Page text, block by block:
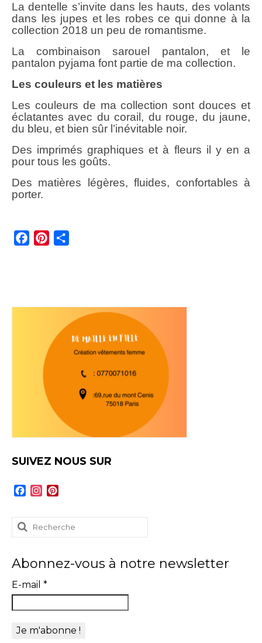
La dentelle s’invite dans les hauts, des volants
dans les jupes et les robes ce qui donne à la
collection 2018 un peu de romantisme.
La combinaison sarouel pantalon, et le
pantalon pyjama font partie de ma collection.
Les couleurs et les matières
Les couleurs de ma collection sont douces et
éclatantes avec du corail, du rouge, du jaune,
du bleu, et bien sûr l’inévitable noir.
Des imprimés graphiques et à fleurs il y en a
pour tous les goûts.
Des matières légères, fluides, confortables à
porter.
FacebookPinterest
SUIVEZ NOUS SUR
FacebookInstagram
Rechercher
:
Abonnez-vous à notre newsletter
E-mail *